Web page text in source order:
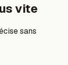
vite
sans